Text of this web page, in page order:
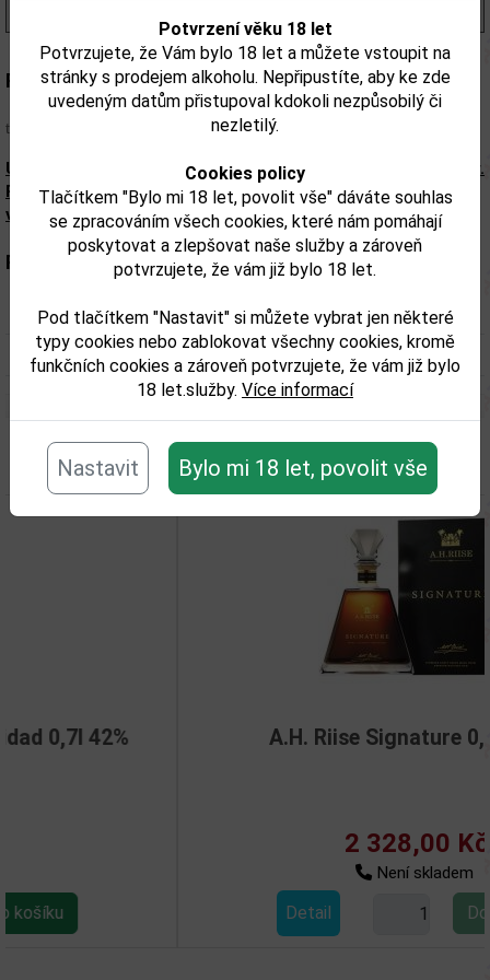
Potvrzení věku 18 let
Potvrzujete, že Vám bylo 18 let a můžete vstoupit na
stránky s prodejem alkoholu. Nepřipustíte, aby ke zde
uvedeným datům přistupoval kdokoli nezpůsobilý či
nezletilý.
Cookies policy
Tlačítkem "Bylo mi 18 let, povolit vše" dáváte souhlas
se zpracováním všech cookies, které nám pomáhají
poskytovat a zlepšovat naše služby a zároveň
potvrzujete, že vám již bylo 18 let.
Pod tlačítkem "Nastavit" si můžete vybrat jen některé
typy cookies nebo zablokovat všechny cookies, kromě
funkčních cookies a zároveň potvrzujete, že vám již bylo
18 let.služby. Více informací
Nastavit Bylo mi 18 let, povolit vše
Popis:
Rum s jemným nádechem broskví, meruněk a medu v kombinaci s
typickou chutí hnědého cukru, melasy a vanilky.
Upozorňujeme, že tento produkt může obsahovat alergeny.
Přesné složení a alergeny jsou k dispozici na obalu
výrobku. Zkontrolujte prosím před konzumací.
Parametry:
Obsah alkoholu obj. %: 42
Objem obalu (L): 0,7
Související zboží
A.H. Riise Signature 0,7l 43,9%